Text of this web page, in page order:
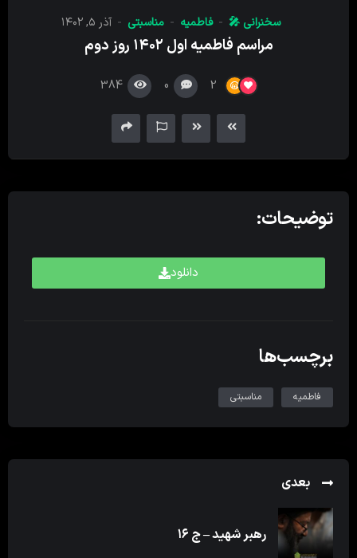
سخنرانی 🎤 فاطمیه مناسبتی آذر ۵, ۱۴۰۲
مراسم فاطمیه اول ۱۴۰۲ روز دوم
2
0
384
توضیحات:
دانلود
برچسب‌ها
فاطمیه مناسبتی
بعدی
رهبر شهید – ج ۱۶